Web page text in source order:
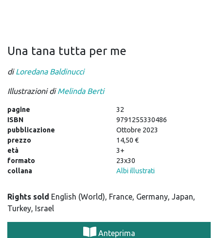
Una tana tutta per me
diLoredana Baldinucci
Illustrazioni diMelinda Berti
pagine
32
ISBN
9791255330486
pubblicazione
Ottobre 2023
prezzo
14,50 €
età
3+
formato
23x30
collana
Albi illustrati
Rights sold English (World), France, Germany, Japan,
Turkey, Israel
Anteprima